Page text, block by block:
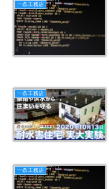
一条工務店
一条工務店
一条工務店